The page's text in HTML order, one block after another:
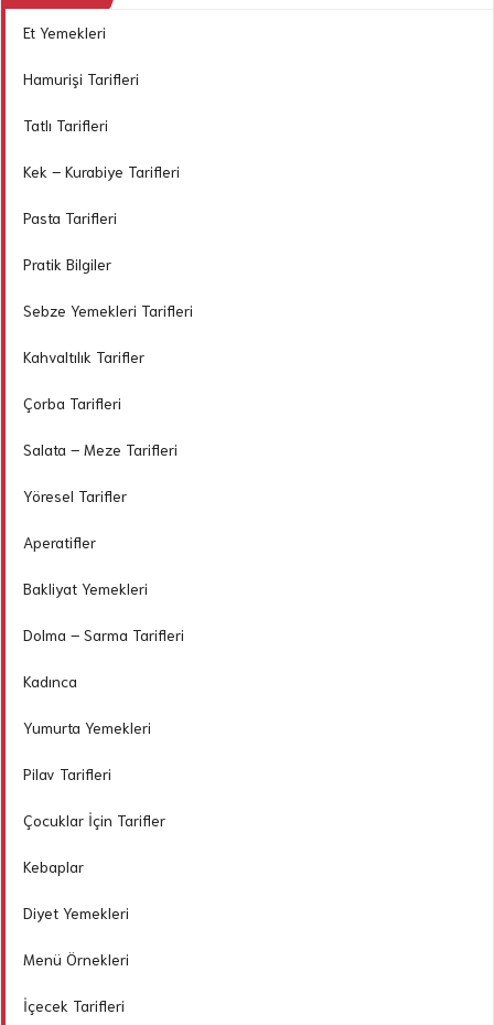
Et Yemekleri
Hamurişi Tarifleri
Tatlı Tarifleri
Kek – Kurabiye Tarifleri
Pasta Tarifleri
Pratik Bilgiler
Sebze Yemekleri Tarifleri
Kahvaltılık Tarifler
Çorba Tarifleri
Salata – Meze Tarifleri
Yöresel Tarifler
Aperatifler
Bakliyat Yemekleri
Dolma – Sarma Tarifleri
Kadınca
Yumurta Yemekleri
Pilav Tarifleri
Çocuklar İçin Tarifler
Kebaplar
Diyet Yemekleri
Menü Örnekleri
İçecek Tarifleri